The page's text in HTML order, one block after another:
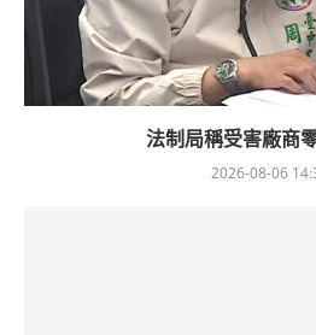
法制局稱受害廠商
2026-08-06